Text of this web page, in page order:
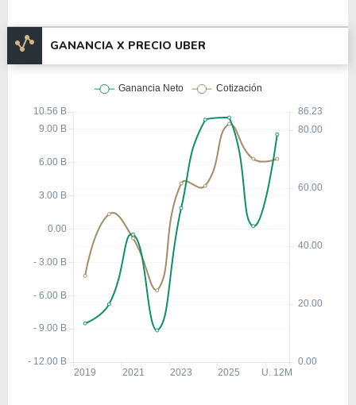
GANANCIA X PRECIO UBER